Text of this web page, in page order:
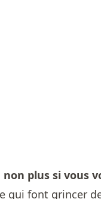
plus si vous